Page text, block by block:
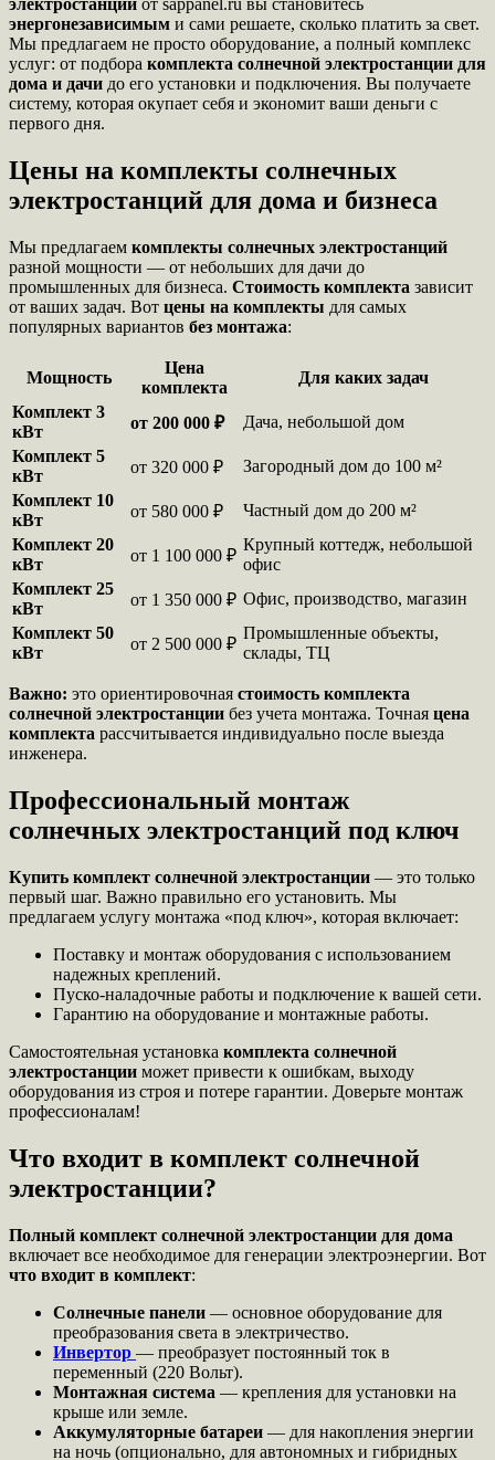
электростанции от sappanel.ru вы становитесь
энергонезависимым и сами решаете, сколько платить за свет.
Мы предлагаем не просто оборудование, а полный комплекс
услуг: от подбора комплекта солнечной электростанции для
дома и дачи до его установки и подключения. Вы получаете
систему, которая окупает себя и экономит ваши деньги с
первого дня.
Цены на комплекты солнечных
электростанций для дома и бизнеса
Мы предлагаем комплекты солнечных электростанций
разной мощности — от небольших для дачи до
промышленных для бизнеса. Стоимость комплекта зависит
от ваших задач. Вот цены на комплекты для самых
популярных вариантов без монтажа:
Мощность
Цена
комплекта
Для каких задач
Комплект 3
кВт
от 200 000 ₽
Дача, небольшой дом
Комплект 5
кВт
от 320 000 ₽
Загородный дом до 100 м²
Комплект 10
кВт
от 580 000 ₽
Частный дом до 200 м²
Комплект 20
кВт
от 1 100 000 ₽
Крупный коттедж, небольшой
офис
Комплект 25
кВт
от 1 350 000 ₽ Офис, производство, магазин
Комплект 50
кВт
от 2 500 000 ₽
Промышленные объекты,
склады, ТЦ
Важно: это ориентировочная стоимость комплекта
солнечной электростанции без учета монтажа. Точная цена
комплекта рассчитывается индивидуально после выезда
инженера.
Профессиональный монтаж
солнечных электростанций под ключ
Купить комплект солнечной электростанции — это только
первый шаг. Важно правильно его установить. Мы
предлагаем услугу монтажа «под ключ», которая включает:
Поставку и монтаж оборудования с использованием
надежных креплений.
Пуско-наладочные работы и подключение к вашей сети.
Гарантию на оборудование и монтажные работы.
Самостоятельная установка комплекта солнечной
электростанции может привести к ошибкам, выходу
оборудования из строя и потере гарантии. Доверьте монтаж
профессионалам!
Что входит в комплект солнечной
электростанции?
Полный комплект солнечной электростанции для дома
включает все необходимое для генерации электроэнергии. Вот
что входит в комплект:
Солнечные панели — основное оборудование для
преобразования света в электричество.
Инвертор — преобразует постоянный ток в
переменный (220 Вольт).
Монтажная система — крепления для установки на
крыше или земле.
Аккумуляторные батареи — для накопления энергии
на ночь (опционально, для автономных и гибридных